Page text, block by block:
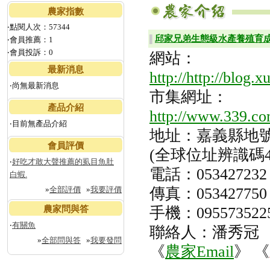
農家指數
‧點閱人次：57344
‧會員推薦：1
‧會員投訴：0
最新消息
‧尚無最新消息
產品介紹
‧目前無產品介紹
會員評價
‧好吃才敢大聲推薦的虱目魚肚
白蝦.
»全部評價 »我要評價
農家問與答
‧有關魚
»全部問與答 »我要發問
邱家兄弟生態級水產養殖育
網站：
http://http://
市集網址：
http://
地址：嘉義縣地
(全球位址辨識碼
電話：053427232
傳真：053427750
手機：
聯絡人：潘秀冠
《農家Email》 《